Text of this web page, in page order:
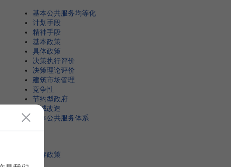
基本公共服务均等化
计划手段
精神手段
基本政策
具体政策
决策执行评价
决策理论评价
建筑市场管理
竞争性
节约型政府
旧城改造
基本公共服务体系
库存政策